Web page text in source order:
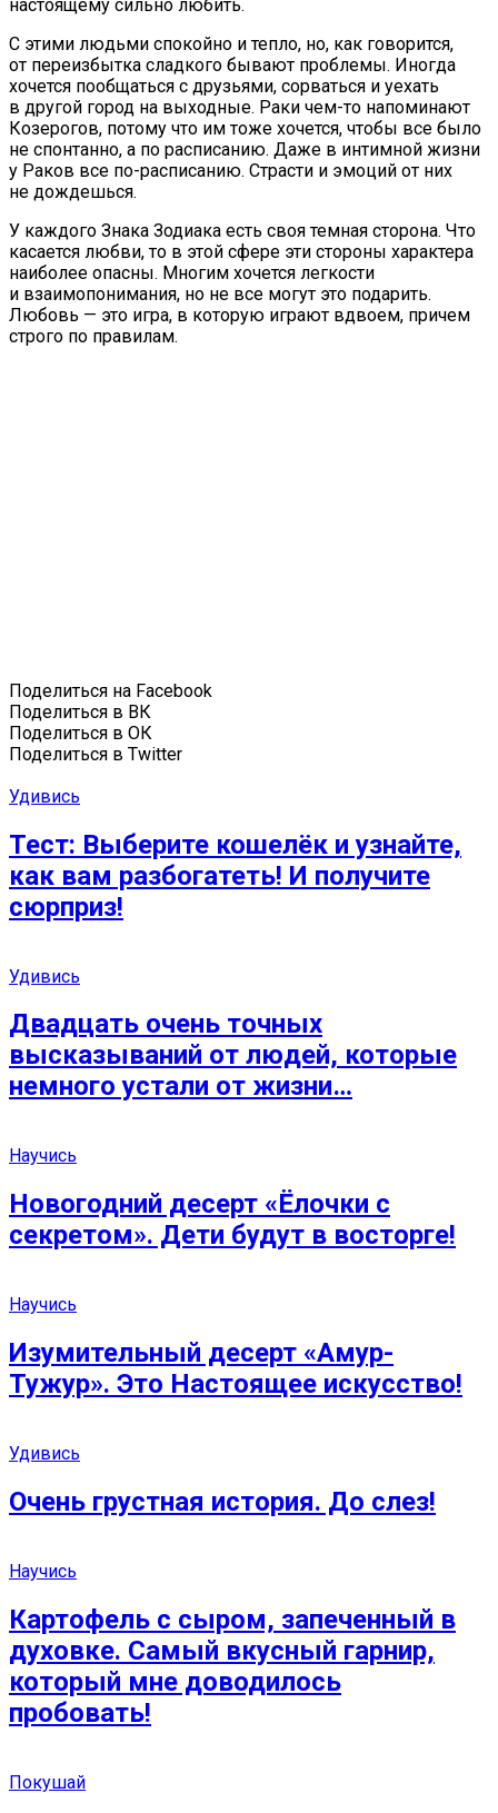
настоящему сильно любить.
С этими людьми спокойно и тепло, но, как говорится,
от переизбытка сладкого бывают проблемы. Иногда
хочется пообщаться с друзьями, сорваться и уехать
в другой город на выходные. Раки чем-то напоминают
Козерогов, потому что им тоже хочется, чтобы все было
не спонтанно, а по расписанию. Даже в интимной жизни
у Раков все по-расписанию. Страсти и эмоций от них
не дождешься.
У каждого Знака Зодиака есть своя темная сторона. Что
касается любви, то в этой сфере эти стороны характера
наиболее опасны. Многим хочется легкости
и взаимопонимания, но не все могут это подарить.
Любовь — это игра, в которую играют вдвоем, причем
строго по правилам.
Поделиться на Facebook
Поделиться в ВК
Поделиться в ОК
Поделиться в Twitter
Удивись
Тест: Выберите кошелёк и узнайте,
как вам разбогатеть! И получите
сюрприз!
Удивись
Двадцать очень точных
высказываний от людей, которые
немного устали от жизни…
Научись
Новогодний десерт «Ёлочки с
секретом». Дети будут в восторге!
Научись
Изумительный десерт «Амур-
Тужур». Это Настоящее искусство!
Удивись
Очень грустная история. До слез!
Научись
Картофель с сыром, запеченный в
духовке. Самый вкусный гарнир,
который мне доводилось
пробовать!
Покушай